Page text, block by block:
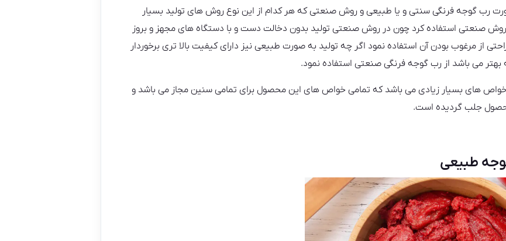
رب گوجه فرنگی سنتی و یا طبیعی و روش صنعتی که هر کدام از این نوع روش های تولید بسیار
روش صنعتی استفاده کرد چون در روش صنعتی تولید بدون دخالت دست و با دستگاه های مجهز و بروز
از مرغوب بودن آن استفاده نمود اگر چه تولید به صورت طبیعی نیز دارای کیفیت بالا تری برخوردار
می باشد از رب گوجه فرنگی صنعتی استفاده نمود.
خواص های بسیار زیادی می باشد که تمامی خواص های این محصول برای تمامی سنین مجاز می باشد و
جلب گردیده است.
طبیعی